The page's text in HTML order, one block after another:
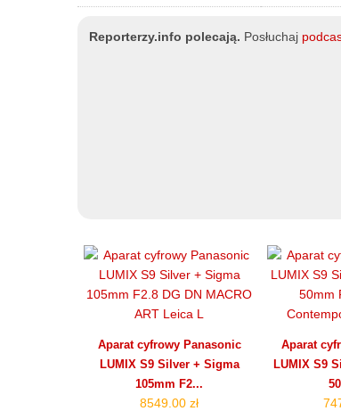
Reporterzy.info polecają. Posłuchaj
Aparat cyfrowy Panasonic
LUMIX S9 Silver + Sigma
105mm F2...
8549.00 zł
Aparat
LUMIX S9